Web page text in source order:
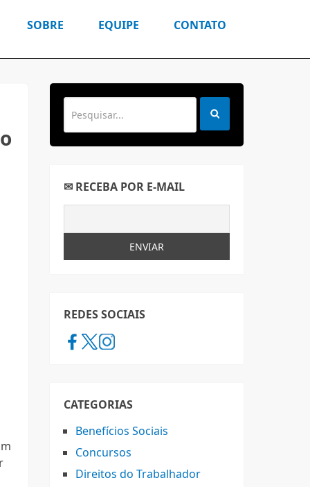
SOBRE EQUIPE CONTATO
✉ RECEBA POR E-MAIL
REDES SOCIAIS
CATEGORIAS
Benefícios Sociais
Concursos
Direitos do Trabalhador